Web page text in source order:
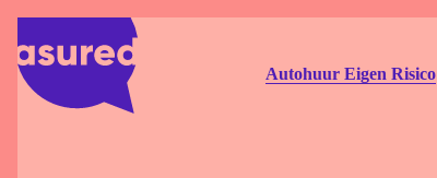
Autohuur Eigen Risico